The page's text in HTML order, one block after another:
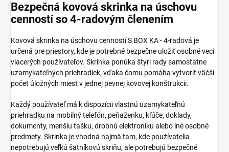
Bezpečná kovová skrinka na úschovu
cenností so 4-radovým členením
Kovová skrinka na úschovu cenností S BOX KA - 4-radová je
určená pre priestory, kde je potrebné bezpečne uložiť osobné veci
viacerých používateľov. Skrinka ponúka štyri rady samostatne
uzamykateľných priehradiek, vďaka čomu pomáha vytvoriť väčší
počet úložných miest v jednej pevnej kovovej konštrukcii.
Každý používateľ má k dispozícii vlastnú uzamykateľnú
priehradku na mobilný telefón, peňaženku, kľúče, doklady,
dokumenty, menšiu tašku, drobnú elektroniku alebo iné osobné
predmety. Skrinka je vhodná najmä tam, kde používatelia
nepotrebujú veľkú šatníkovú skriňu, ale potrebujú bezpečné